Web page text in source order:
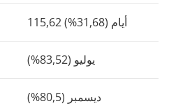
115,62 أيام (31,68%)
يوليو (83,52%)
ديسمبر (80,5%)